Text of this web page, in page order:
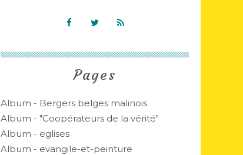
Pages
Album - Bergers belges malinois
Album - "Coopérateurs de la vérité"
Album - eglises
Album - evangile-et-peinture